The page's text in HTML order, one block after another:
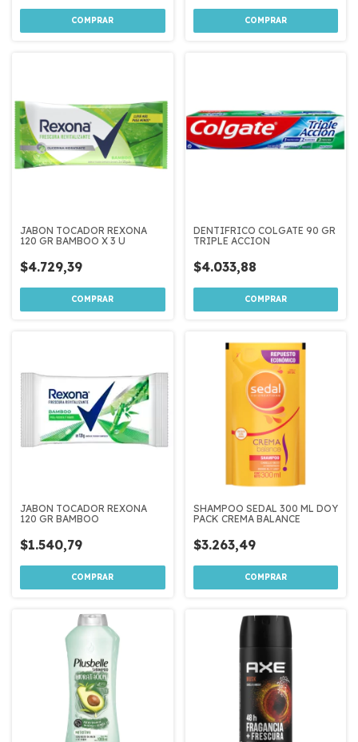
JABON TOCADOR REXONA
120 GR BAMBOO X 3 U
$4.729,39
DENTIFRICO COLGATE 90 GR
TRIPLE ACCION
$4.033,88
JABON TOCADOR REXONA
120 GR BAMBOO
$1.540,79
SHAMPOO SEDAL 300 ML DOY
PACK CREMA BALANCE
$3.263,49